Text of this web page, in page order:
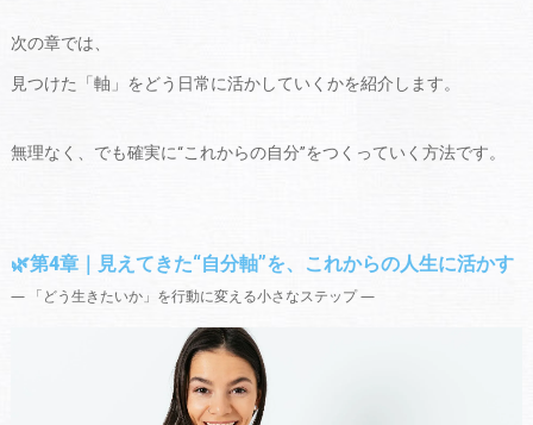
次の章では、
見つけた「軸」をどう日常に活かしていくかを紹介します。
無理なく、でも確実に“これからの自分”をつくっていく方法です。
🌿第4章｜見えてきた“自分軸”を、これからの人生に活かす
― 「どう生きたいか」を行動に変える小さなステップ ―